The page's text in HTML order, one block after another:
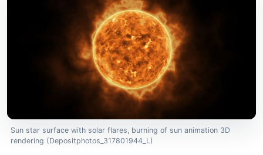
Sun star surface with solar flares, burning of sun animation 3D
rendering (Depositphotos_317801944_L)